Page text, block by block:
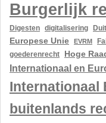
Burgerlijk
Digesten
digitalisering
Europese Unie EVRM
goederenrecht
Hoge
Internationaal en
Internationaal
buitenlands